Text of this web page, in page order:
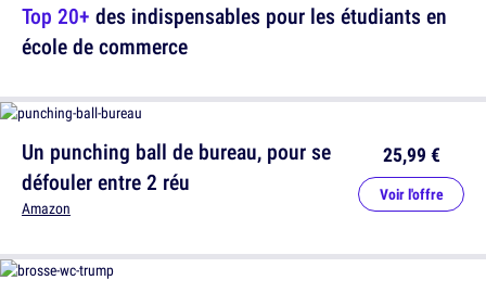
Top 20+ des indispensables pour les étudiants en
école de commerce
Un punching ball de bureau, pour se
défouler entre 2 réu
Amazon
25,99 €
Voir l'offre